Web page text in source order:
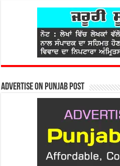
Advertise on Punjab Post